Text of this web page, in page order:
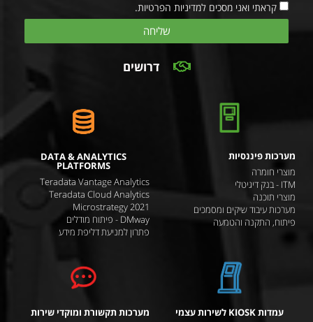
קראתי ואני מסכים למדיניות הפרטיות.
שליחה
דרושים
מערכות פיננסיות
מוצרי חומרה
ITM - בנק דיגיטלי
מוצרי תוכנה
מערכות עיבוד שיקים ומסמכים
פיתוח, התקנה והטמעה
DATA & ANALYTICS
PLATFORMS
Teradata Vantage Analytics
Teradata Cloud Analytics
Microstrategy 2021
DMway - פיתוח מודלים
פתרון למניעת דליפת מידע
עמדות KIOSK לשירות עצמי
מערכות תקשורת ומוקדי שירות